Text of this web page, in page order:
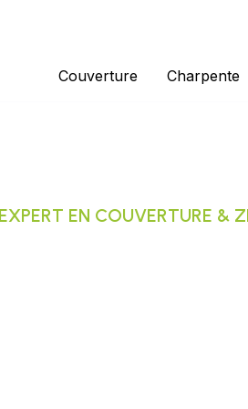
Couverture Charpente
EN COUVERTURE &